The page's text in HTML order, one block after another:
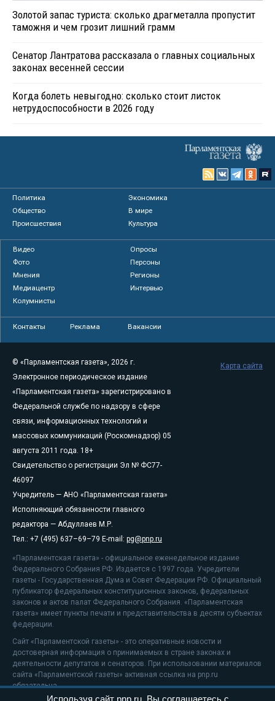
Золотой запас туриста: сколько драгметалла пропустит
таможня и чем грозит лишний грамм
Сенатор Лантратова рассказала о главных социальных
законах весенней сессии
Когда болеть невыгодно: сколько стоит листок
нетрудоспособности в 2026 году
Политика
Экономика
Общество
В мире
Происшествия
Культура
Видео
Опросы
Фото
Персоны
Мнения
Регионы
Медиацентр
Интервью
Колумнисты
Контакты Реклама Вакансии
© «Парламентская газета», 2026 г.
Электронное периодическое издание
«Парламентская газета» зарегистрировано в
Федеральной службе по надзору в сфере
связи, информационных технологий и
массовых коммуникаций (Роскомнадзор) 05
августа 2011 года. 18+
Свидетельство о регистрации Эл № ФС77-
46097
Учредитель — АНО «Парламентская газета»
Исполняющий обязанности главного
редактора — Абдуллаев М.Р.
Тел.: +7 (495) 637–69–79 E-mail: pg@pnp.ru
«Парламентская газета» - официальное еженедельное издание
Федерального Собрания РФ. Издается с 1997 года. Учредители
газеты - Государственная Дума и Совет Федерации РФ. Официальный
публикатор федеральных конституционных законов, федеральных
законов и актов палат Федерального Собрания. «Парламентская
газета» имеет пункты печати и представительства в десяти субъектах
федерации.
Сайт «Парламентской газеты» - это оперативные новости и
достоверная информация о принимаемых в стране законах и
деятельности депутатов и сенаторов. При использовании материалов
сайта «Парламентской газеты» активная ссылка на pnp.ru
обязательна.
Карта сайта
Используя сайт pnp.ru, Вы соглашаетесь с